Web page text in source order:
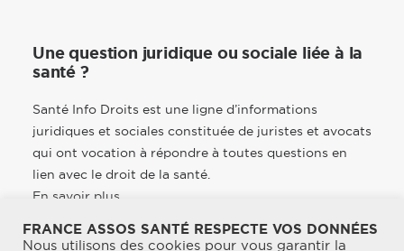
Une question juridique ou sociale liée à la
santé ?
Santé Info Droits est une ligne d’informations
juridiques et sociales constituée de juristes et avocats
qui ont vocation à répondre à toutes questions en
lien avec le droit de la santé.
En savoir plus
FRANCE ASSOS SANTÉ RESPECTE VOS DONNÉES
Nous utilisons des cookies pour vous garantir la